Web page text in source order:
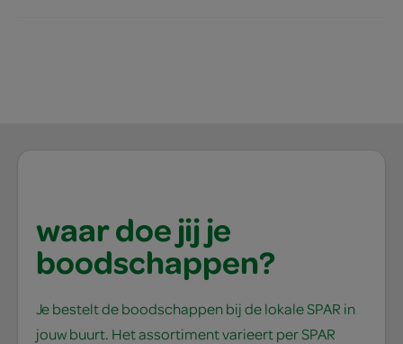
waar doe jij je
boodschappen?
Je bestelt de boodschappen bij de lokale SPAR in
jouw buurt. Het assortiment varieert per SPAR